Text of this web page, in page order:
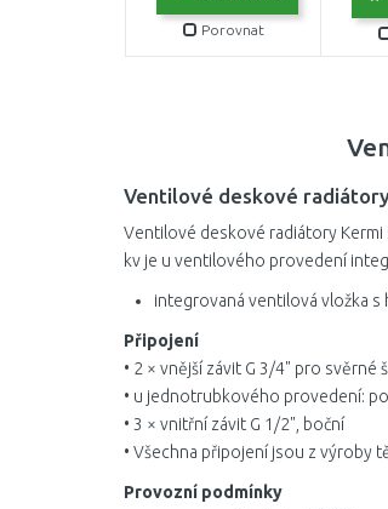
Porovnat
Ventilové deskové
Ventilové deskové radiátory
kv je u ventilového provedení
integrovaná ventilová vložka
Připojení
• 2 × vnější závit G 3/4" pro svěrné
• u jednotrubkového provedení:
• 3 × vnitřní závit G 1/2", boční
• Všechna připojení jsou z výroby
Provozní podmínky